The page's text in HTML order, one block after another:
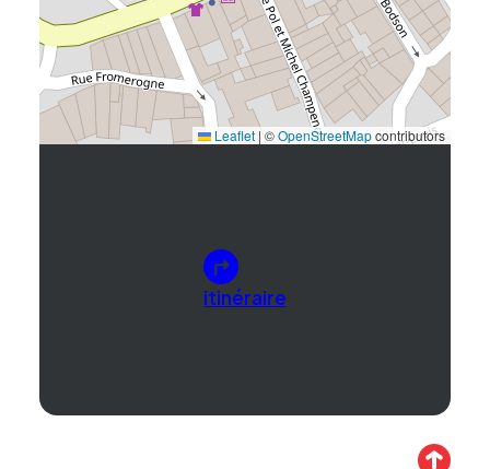
Leaflet | ©OpenStreetMapcontributors
itinéraire